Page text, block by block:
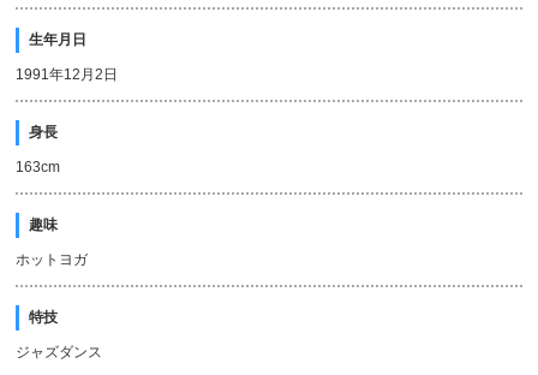
生年月日
1991年12月2日
身長
163cm
趣味
ホットヨガ
特技
ジャズダンス